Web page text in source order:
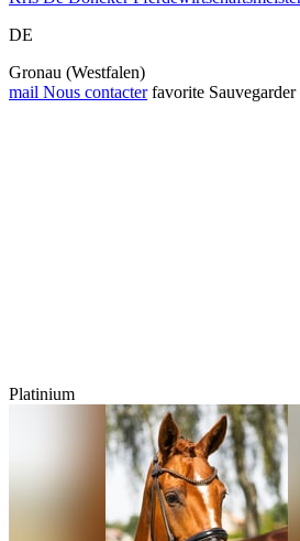
DE
Gronau (Westfalen)
mail Nous contacter favorite Sauvegarder
Platinium